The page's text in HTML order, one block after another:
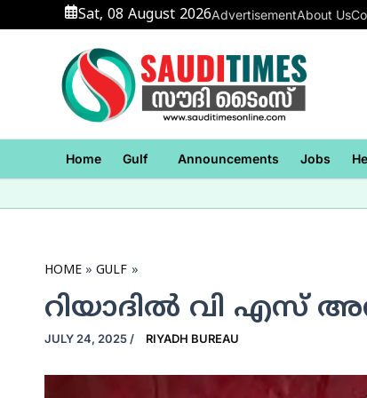
to
Sat, 08 August 2026AdvertisementAbout Us
Home Gulf Announcements Jobs
HOME GULF
റിയാദില്‍ വി എസ്
JULY 24, 2025 / RIYADH BUREAU